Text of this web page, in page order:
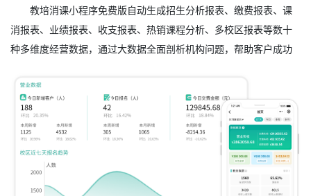
教培消课小程序免费版自动生成招生分析报表、缴费报表、课
消报表、业绩报表、收支报表、热销课程分析、多校区报表等数十
种多维度经营数据，通过大数据全面剖析机构问题，帮助客户成功